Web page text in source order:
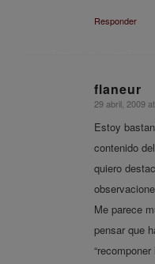
Responder
flaneur
says:
29 abril, 2009
Estoy
contenido
quiero
Me parece
pensar que